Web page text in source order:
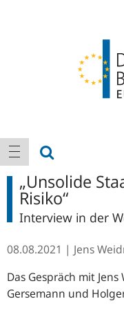
Hauptnavigation
Navigation
„Unsolide
Risiko“
Interview in der
08.08.2021 Jens
Das Gespräch mit
Gersemann und